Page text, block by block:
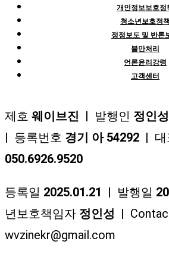
개인정보보호정
청소년보호정책
정정보도 및 반론
불만처리
언론윤리강령
고객센터
제호 웨이브진 | 발행인 정인성
| 등록번호 경기 아 54292 | 대
050.6926.9520
등록일 2025.01.21 | 발행일
년보호책임자 정인성 |
wvzinekr@gmail.com